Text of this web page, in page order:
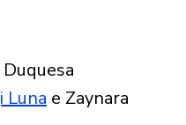
Luna e Zaynara